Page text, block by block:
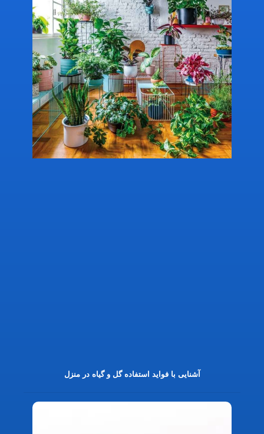
آشنایی با فواید استفاده گل و گیاه در منزل